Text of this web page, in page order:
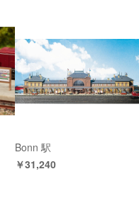
Bonn 駅
￥31,240